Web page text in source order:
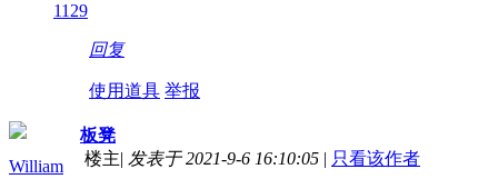
1129
回复
使用道具 举报
William
板凳
楼主| 发表于 2021-9-6 16:10:05 | 只看该作者